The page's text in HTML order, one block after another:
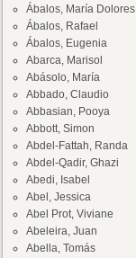
Ábalos, María Dolores
Ábalos, Rafael
Ábalos, Eugenia
Abarca, Marisol
Abásolo, María
Abbado, Claudio
Abbasian, Pooya
Abbott, Simon
Abdel-Fattah, Randa
Abdel-Qadir, Ghazi
Abedi, Isabel
Abel, Jessica
Abel Prot, Viviane
Abeleira, Juan
Abella, Tomás